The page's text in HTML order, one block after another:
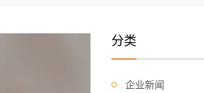
分类
企业新闻